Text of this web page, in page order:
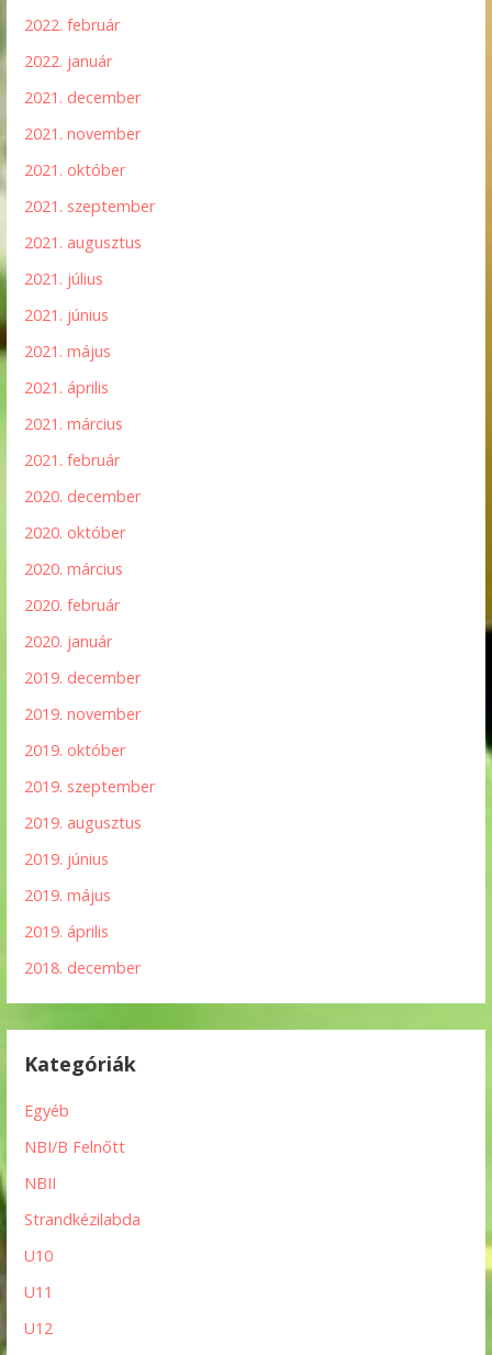
2022. február
2022. január
2021. december
2021. november
2021. október
2021. szeptember
2021. augusztus
2021. július
2021. június
2021. május
2021. április
2021. március
2021. február
2020. december
2020. október
2020. március
2020. február
2020. január
2019. december
2019. november
2019. október
2019. szeptember
2019. augusztus
2019. június
2019. május
2019. április
2018. december
Kategóriák
Egyéb
NBI/B Felnőtt
NBII
Strandkézilabda
U10
U11
U12